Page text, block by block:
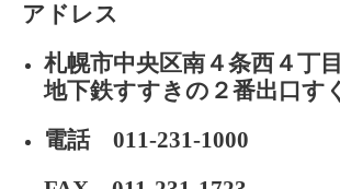
アドレス
札幌市中央区南４条西４
地下鉄すすきの２番出口す
電話 011-231-1000